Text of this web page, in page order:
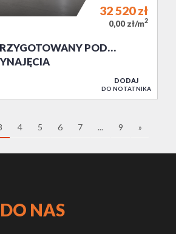
POD…
32 520zł
0,00 zł/m2
DODAJ
DO NOTATNIKA
4 5 6 7 ... 9 »
NAS